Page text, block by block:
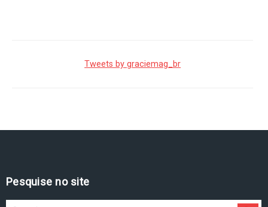
Tweets by graciemag_br
Pesquise no site